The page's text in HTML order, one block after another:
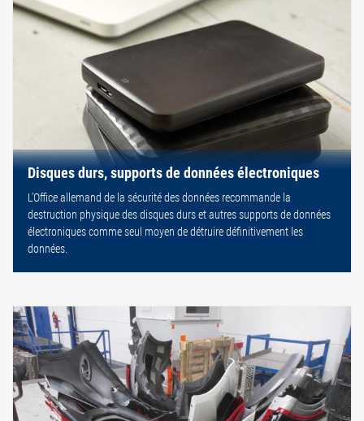
Disques durs, supports de données électroniques
L’Office allemand de la sécurité des données recommande la
destruction physique des disques durs et autres supports de données
électroniques comme seul moyen de détruire définitivement les
données.